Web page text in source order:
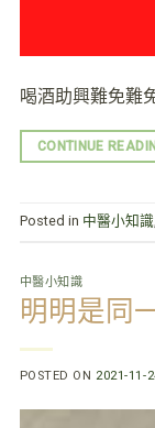
喝酒助興難免難
CONTINUE
Posted in 中醫小知識,
中醫小知識
明明是同
POSTED ON 2021-11-